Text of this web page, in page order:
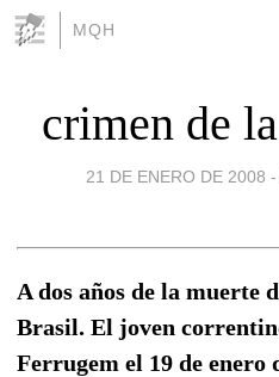
MQH
crimen de
21 DE ENERO DE 2008
A dos años de la muerte
Brasil. El joven
Ferrugem el 19 de enero